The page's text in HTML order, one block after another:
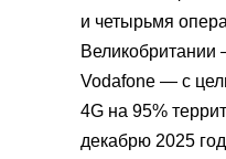
и четырьмя
Vodafone — с
4G на 95%
декабрю 2025